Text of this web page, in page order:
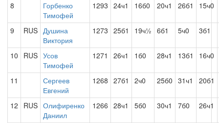
8
Горбенко
Тимофей
1293 24ч1 16б0 20ч1 26б1 15ч0
9 RUS Душина
Виктория
1273 25б1 19ч½ 6б1 5ч0 3б1
10 RUS Усов
Тимофей
1271 26ч1 1б0 28ч1 13б1 16ч0
11
Сергеев
Евгений
1268 27б1 2ч0 25б0 31ч1 20б1
12 RUS Олифиренко
Даниил
1266 28ч1 5б0 30ч1 7б0 26ч1